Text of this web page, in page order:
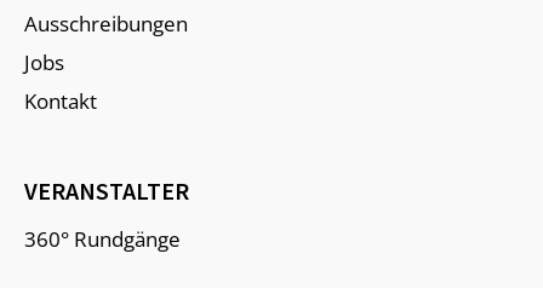
Ausschreibungen
Jobs
Kontakt
VERANSTALTER
360° Rundgänge